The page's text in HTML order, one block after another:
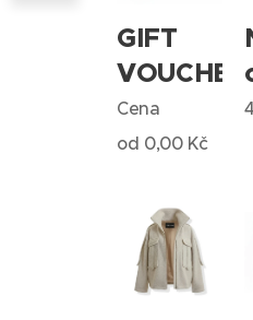
GIFT
VOUCHER
Cena
od 0,00Kč